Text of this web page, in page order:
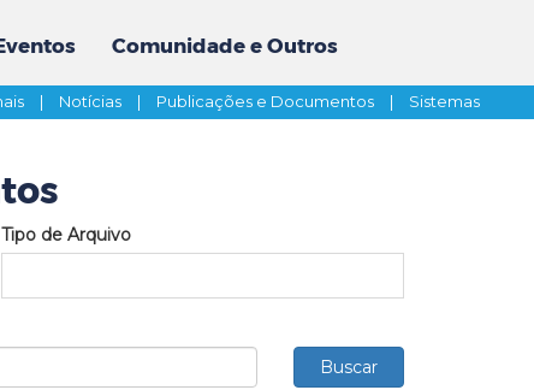
Comunidade e Outros
| Notícias | Publicações e Documentos | Sistemas
Tipo de Arquivo